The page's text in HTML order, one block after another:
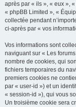
après par « ils », « eux »,
« phpBB Limited », «
collectée pendant
ci-après par « vos
Vos informations sont
naviguant sur « Les
nombre de cookies, qui
fichiers temporaires du
premiers cookies ne
par « user-id ») et un
« session-id »), qui vous
Un troisième cookie sera